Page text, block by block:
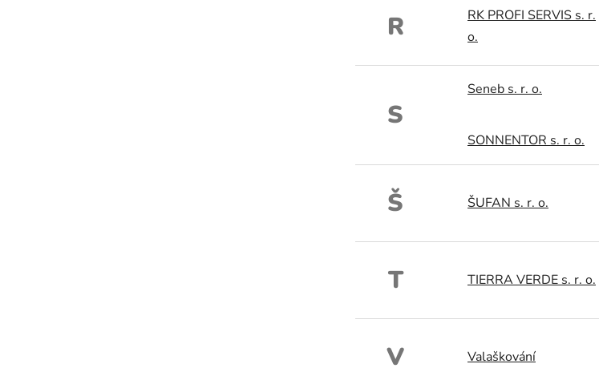
R
RK PROFI SERVIS s. r.
o.
S
Seneb s. r. o.
SONNENTOR s. r. o.
Š ŠUFAN s. r. o.
T TIERRA VERDE s. r. o.
V Valaškování